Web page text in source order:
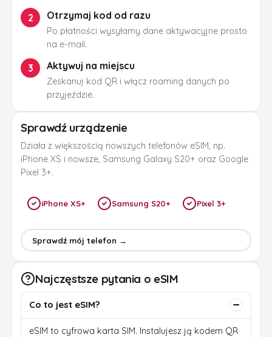
2 Otrzymaj kod od razu
Po płatności wysyłamy dane aktywacyjne prosto
na e-mail.
3 Aktywuj na miejscu
Zeskanuj kod QR i włącz roaming danych po
przyjeździe.
Sprawdź urządzenie
Działa z większością nowszych telefonów eSIM, np.
iPhone XS i nowsze, Samsung Galaxy S20+ oraz Google
Pixel 3+.
iPhone XS+ Samsung S20+ Pixel 3+
Sprawdź mój telefon →
Najczęstsze pytania o eSIM
Co to jest eSIM?
eSIM to cyfrowa karta SIM. Instalujesz ją kodem QR